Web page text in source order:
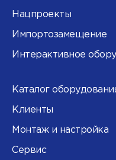
Нацпроекты
Импортозамещение
Интерактивное
Каталог
Клиенты
Монтаж и настройка
Сервис